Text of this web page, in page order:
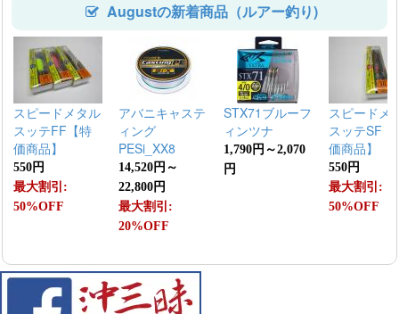
Augustの新着商品（ルアー釣り)
スピードメタル
スッテFF【特
価商品】
550円
最大割引:
50%OFF
アバニキャステ
ィング
PESi_XX8
14,520円～
22,800円
最大割引:
20%OFF
STX71ブルーフ
ィンツナ
1,790円～2,070
円
スピードメ
スッテSF【
価商品】
550円
最大割引:
50%OFF